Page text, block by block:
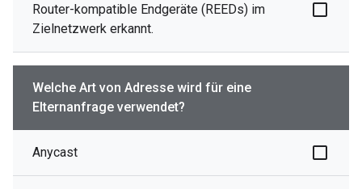
Router-kompatible Endgeräte (REEDs) im
Zielnetzwerk erkannt.
Welche Art von Adresse wird für eine
Elternanfrage verwendet?
Anycast